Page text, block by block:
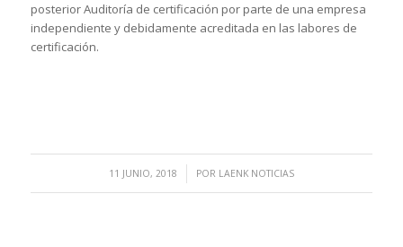
posterior Auditoría de certificación por parte de una empresa
independiente y debidamente acreditada en las labores de
certificación.
11 JUNIO, 2018
/ POR LAENK NOTICIAS